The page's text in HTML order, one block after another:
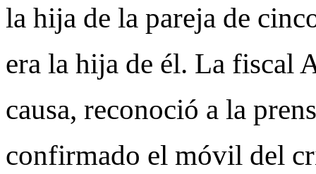
la hija de la pareja de
era la hija de él. La fiscal
causa, reconoció a la
confirmado el móvil del